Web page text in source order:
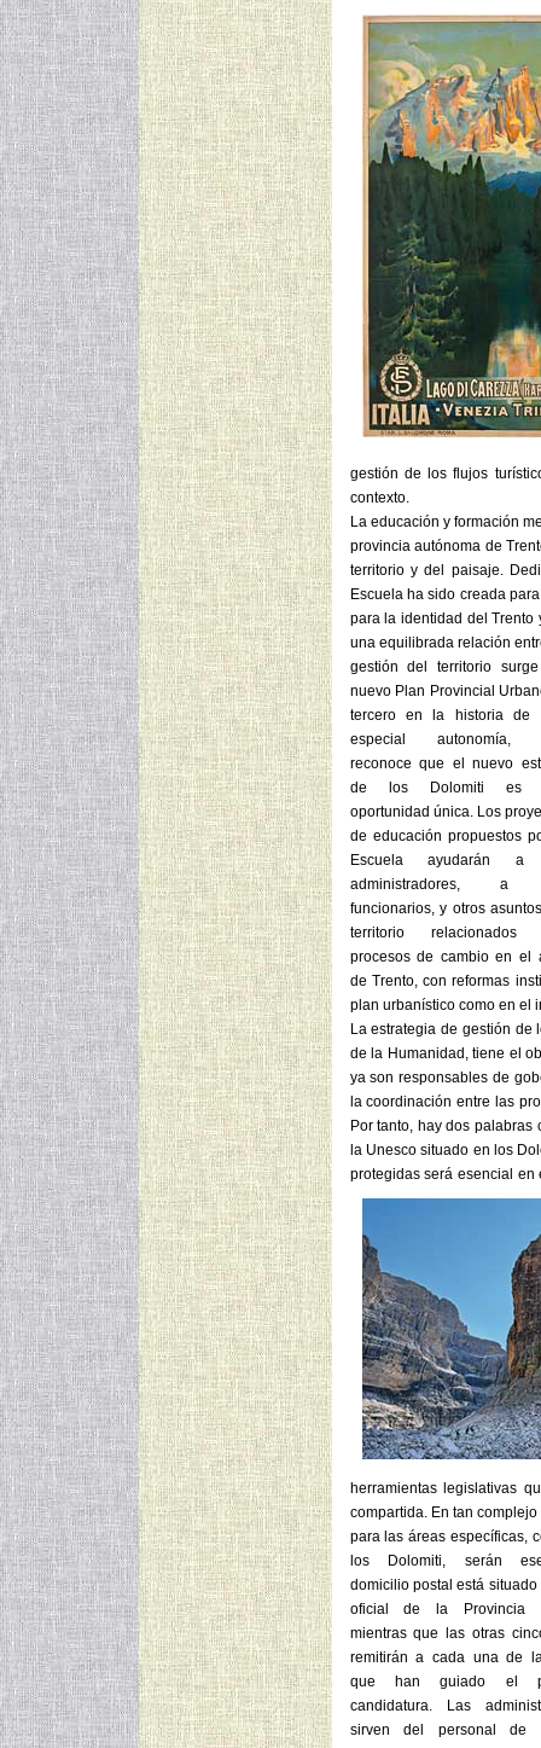
gestión de los flujos
contexto.
La educación y formación
provincia autónoma de
territorio y del paisaje.
Escuela ha sido creada
para la identidad del
una equilibrada relación
gestión del territorio
nuevo Plan Provincial
tercero en la historia de
especial autonomía,
reconoce que el nuevo
de los Dolomiti es
oportunidad única. Los
de educación propuestos
Escuela ayudarán a
administradores, a
funcionarios, y otros
territorio relacionados
procesos de cambio en el
de Trento, con reformas
plan urbanístico como en el
La estrategia de gestión
de la Humanidad, tiene el
ya son responsables de
la coordinación entre las
Por tanto, hay dos
la Unesco situado en los
protegidas será esencial
herramientas legislativas
compartida. En tan
para las áreas específicas,
los Dolomiti, serán
domicilio postal está
oficial de la Provincia
mientras que las otras
remitirán a cada una de
que han guiado el
candidatura. Las
sirven del personal de